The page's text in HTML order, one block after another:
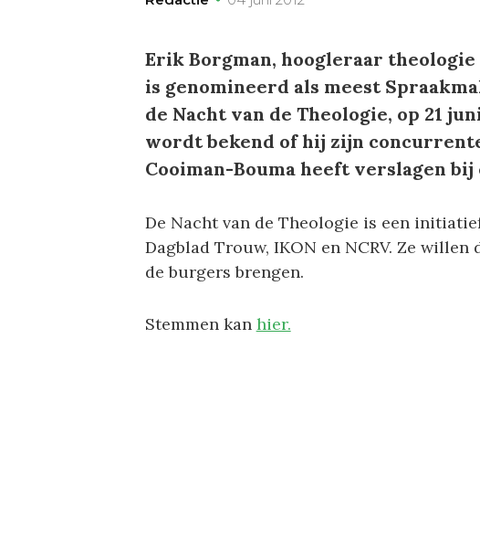
Erik Borgman, hoogleraar
is genomineerd als meest
de Nacht van de Theologie, op 21
wordt bekend of hij zijn
Cooiman-Bouma heeft verslagen
De Nacht van de Theologie is een
Dagblad Trouw, IKON en NCRV. Ze
de burgers brengen.
Stemmen kan hier.